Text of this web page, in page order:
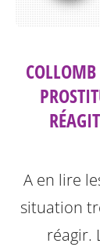
A en lire
situation
réagir.